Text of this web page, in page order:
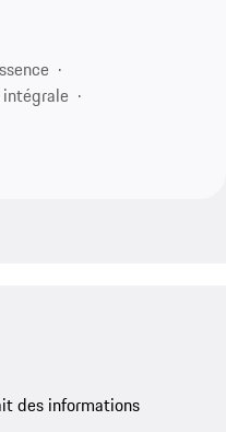
des informations